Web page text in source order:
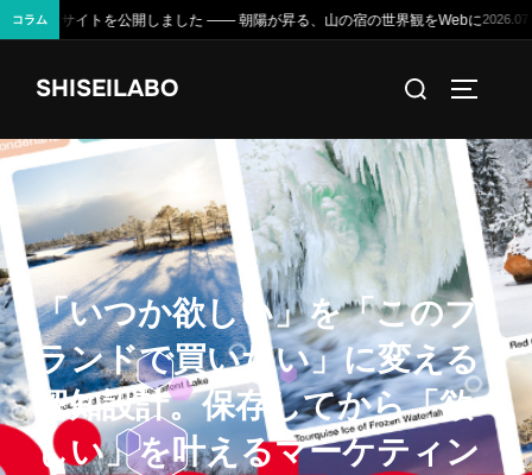
コラム
の宿の世界観をWebに2026.07.28データで読むD4Uのポテンシャル —— 生産年
ン
ツ
ス
キ
ッ
プ
SHISEILABO
検
対
象:
「いつか欲しい」を「このブ
ランドで買いたい」に変える
認知設計。保存 してから「欲
しい」を叶えるマーケティン